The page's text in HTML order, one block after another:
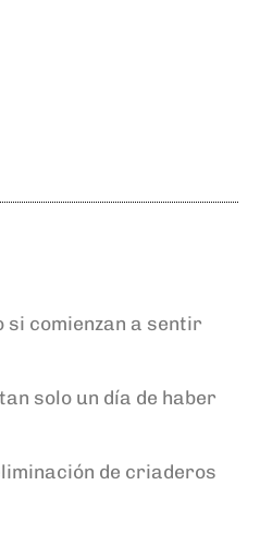
comienzan a sentir
solo un día de haber
de criaderos